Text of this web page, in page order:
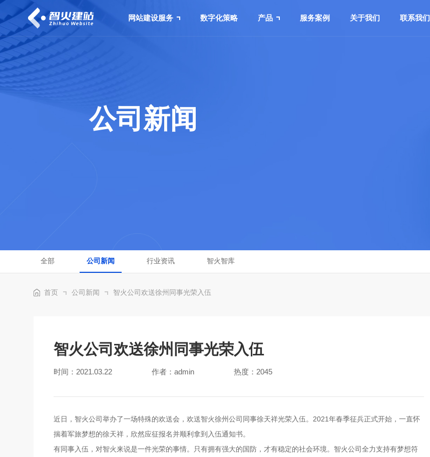
网站建设服务 数字化策略 产品 服务案例 关于我们 联系我们
公司新闻
全部 公司新闻 行业资讯 智火智库
首页 公司新闻 智火公司欢送徐州同事光荣入伍
智火公司欢送徐州同事光荣入伍
时间：2021.03.22 作者：admin 热度：2045
近日，智火公司举办了一场特殊的欢送会，欢送智火徐州公司同事徐天祥光荣入伍。2021年春季征兵正式开始，一直怀
揣着军旅梦想的徐天祥，欣然应征报名并顺利拿到入伍通知书。
有同事入伍，对智火来说是一件光荣的事情。只有拥有强大的国防，才有稳定的社会环境。智火公司全力支持有梦想符